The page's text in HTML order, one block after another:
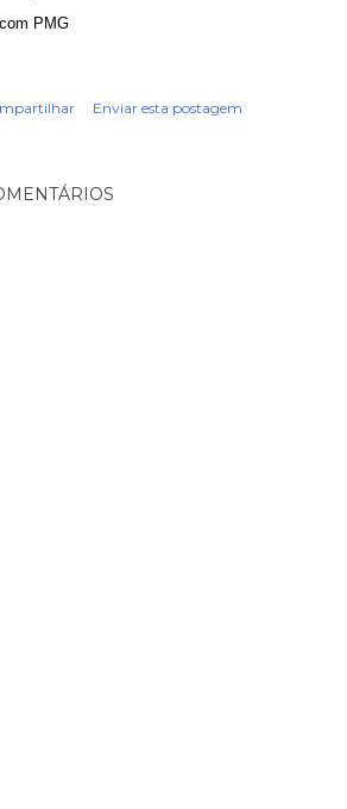
PMG
Enviar esta postagem